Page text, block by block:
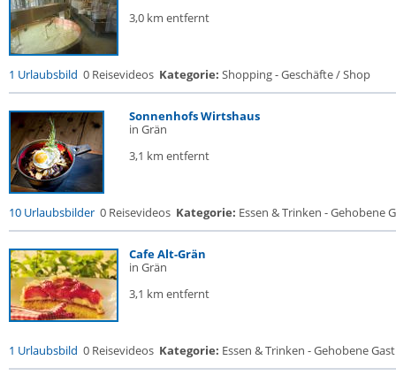
3,0 km entfernt
1 Urlaubsbild 0 Reisevideos Kategorie: Shopping - Geschäfte / Shop
Sonnenhofs Wirtshaus
in Grän
3,1 km entfernt
10 Urlaubsbilder 0 Reisevideos Kategorie: Essen & Trinken - Gehobene
Cafe Alt-Grän
in Grän
3,1 km entfernt
1 Urlaubsbild 0 Reisevideos Kategorie: Essen & Trinken - Gehobene